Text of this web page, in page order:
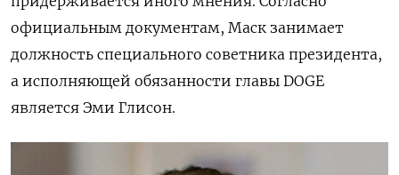
официальным документам, Маск занимает
должность специального советника президента,
а исполняющей обязанности главы DOGE
является Эми Глисон.